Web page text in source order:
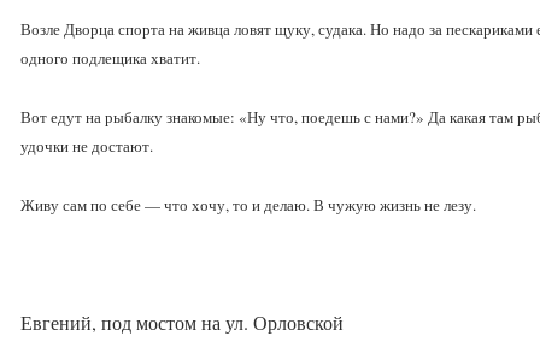
Возле Дворца спорта на живца ловят щуку, судака. Но надо за
одного подлещика хватит.
Вот едут на рыбалку знакомые: «Ну что, поедешь с нами?» Да какая там
удочки не достают.
Живу сам по себе — что хочу, то и делаю. В чужую жизнь не лезу.
Евгений, под мостом на ул. Орловской